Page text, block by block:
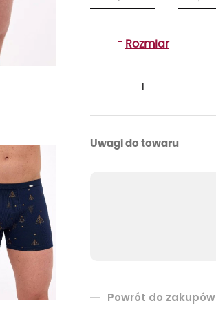
Rozmiar
L
Uwagi do towaru
Powrót do zakupów